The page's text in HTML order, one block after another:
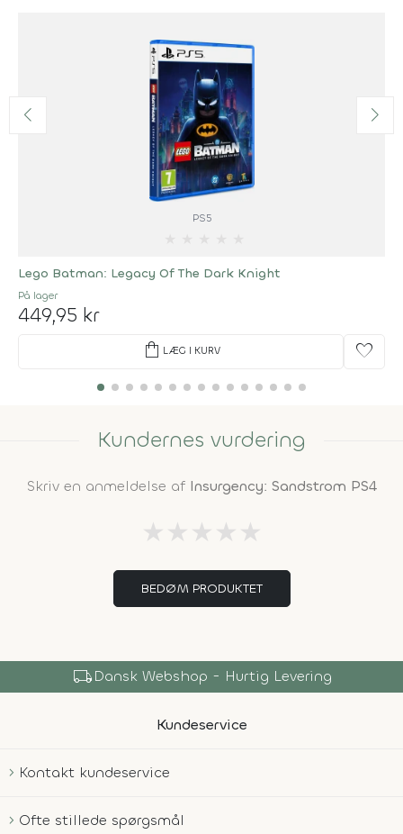
PS5
Lego Batman: Legacy Of The Dark Knight
På lager
449,95 kr
shopping_bag LÆG I KURV favorite
Kundernes vurdering
Skriv en anmeldelse af Insurgency: Sandstrom PS4
★ ★ ★ ★ ★
BEDØM PRODUKTET
local_shippingDansk Webshop - Hurtig Levering
Kundeservice
Kontakt kundeservice
Ofte stillede spørgsmål